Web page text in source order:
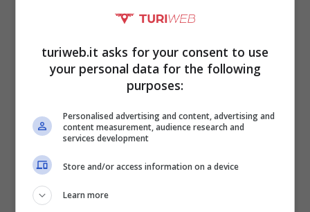
Tra i lavori meglio pagati e che si possono
effettuare senza una laurea c’è sicuramente
quello dellosviluppatore web. È colui il
crescere le pagine di un sito web. Se si
curate, lo sviluppatore web li risolve, così
come apporta delle modifiche richieste dai
turiweb.it asks for your consent to use
your personal data for the following
purposes:
Personalised advertising and content, advertising and
content measurement, audience research and
services development
Store and/or access information on a device
Learn more